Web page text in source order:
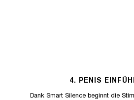
4. PENIS
Dank Smart Silence beginnt die